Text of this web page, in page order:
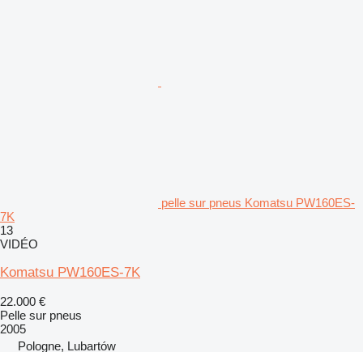
pelle sur pneus Komatsu PW160ES-
7K
13
VIDÉO
Komatsu PW160ES-7K
22.000 €
Pelle sur pneus
2005
Pologne, Lubartów